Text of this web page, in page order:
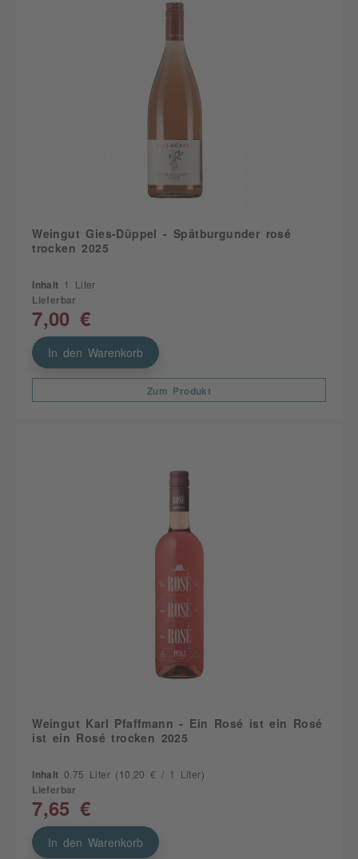
Weingut Gies-Düppel - Spätburgunder rosé
trocken 2025
Inhalt 1 Liter
Lieferbar
7,00 €
In den Warenkorb
Zum Produkt
Weingut Karl Pfaffmann - Ein Rosé ist ein Rosé
ist ein Rosé trocken 2025
Inhalt 0.75 Liter (10,20 € / 1 Liter)
Lieferbar
7,65 €
In den Warenkorb